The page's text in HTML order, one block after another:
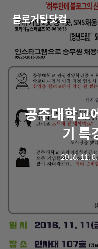
블로거팁닷컴
공주대학교
기 특
2016. 11.